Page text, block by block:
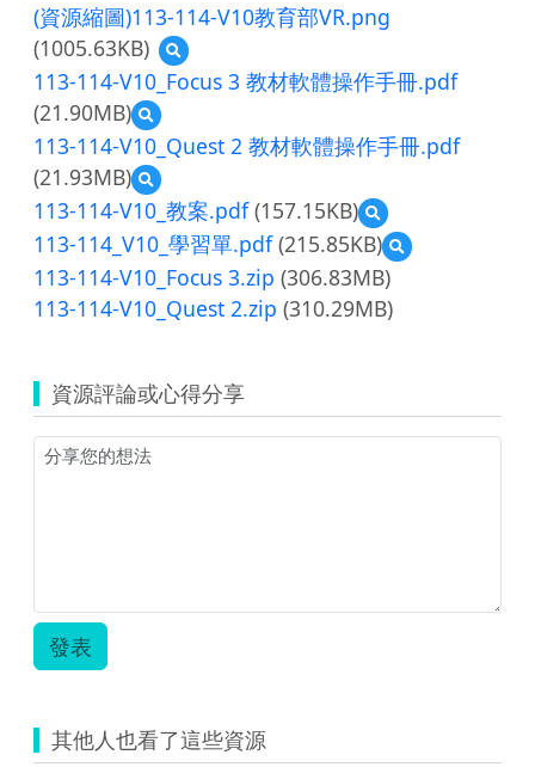
(資源縮圖)113-114-V10教育部VR.png
(1005.63KB)
預
覽
(資
縮
V10
教
育
部
VR.png
113-114-V10_Focus 3 教材軟體操作手冊.pdf
(21.90MB)
預
覽
113-
114-
V10_Focus
3
教
材
軟
體
手
冊.pdf
113-114-V10_Quest 2 教材軟體操作手冊.pdf
(21.93MB)
預
覽
113-
114-
V10_Quest
2
教
體
操
113-114-V10_教案.pdf(157.15KB)
預
覽
113-
114-
V10_
教
113-114_V10_學習單.pdf(215.85KB)
預
覽
113-114-V10_Focus 3.zip (306.83MB)
113-114-V10_Quest 2.zip (310.29MB)
資源評論或心得分享
發表
其他人也看了這些資源